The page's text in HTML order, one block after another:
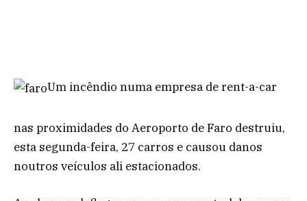
Um incêndio numa empresa de rent-a-car
nas proximidades do Aeroporto de Faro destruiu,
esta segunda-feira, 27 carros e causou danos
noutros veículos ali estacionados.